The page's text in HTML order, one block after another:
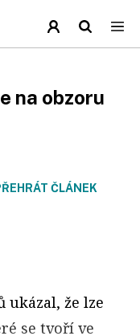
na obzoru
ČLÁNEK
ukázal, že lze
se tvoří ve